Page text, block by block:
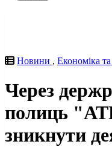
Новини , Економіка
Через
полиць
зникнути